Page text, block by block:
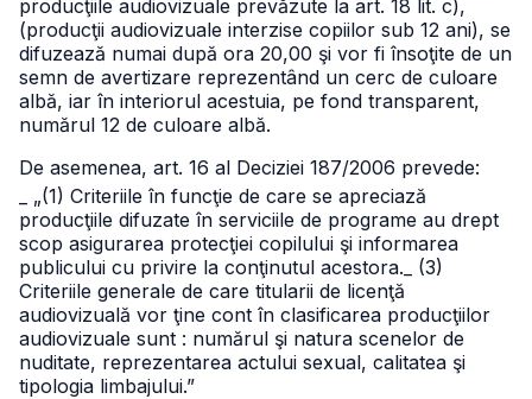
producţiile audiovizuale prevăzute la art. 18 lit. c),
(producţii audiovizuale interzise copiilor sub 12 ani), se
difuzează numai după ora 20,00 şi vor fi însoţite de un
semn de avertizare reprezentând un cerc de culoare
albă, iar în interiorul acestuia, pe fond transparent,
numărul 12 de culoare albă.
De asemenea, art. 16 al Deciziei 187/2006 prevede:
_ „(1) Criteriile în funcţie de care se apreciază
producţiile difuzate în serviciile de programe au drept
scop asigurarea protecţiei copilului şi informarea
publicului cu privire la conţinutul acestora. _ (3)
Criteriile generale de care titularii de licenţă
audiovizuală vor ţine cont în clasificarea producţiilor
audiovizuale sunt : numărul şi natura scenelor de
nuditate, reprezentarea actului sexual, calitatea şi
tipologia limbajului.”